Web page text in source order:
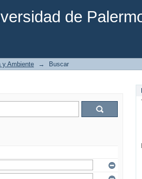
de
y Ambiente → Buscar